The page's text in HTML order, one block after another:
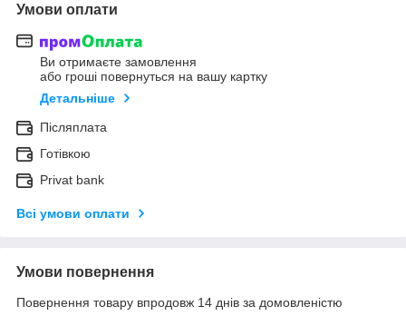
Умови оплати
Ви отримаєте замовлення
або гроші повернуться на вашу картку
Детальніше
Післяплата
Готівкою
Privat bank
Всі умови оплати
Умови повернення
Повернення товару впродовж 14 днів за домовленістю